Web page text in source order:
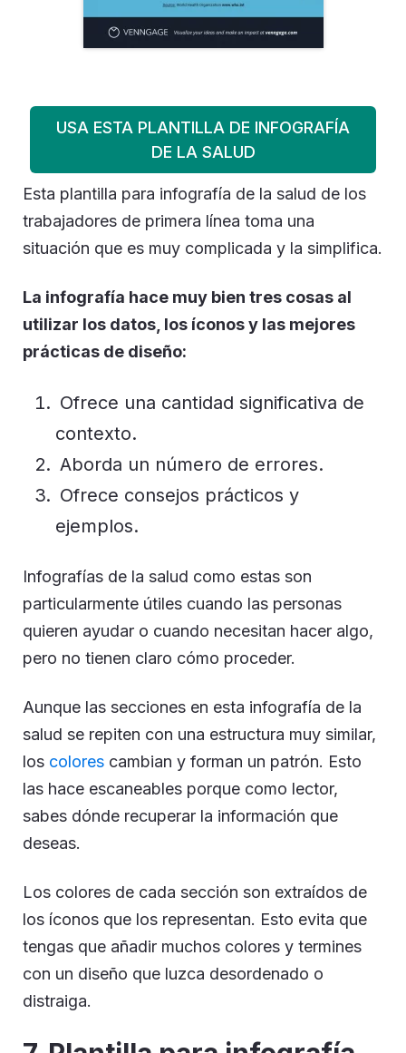
USA ESTA PLANTILLA DE INFOGRAFÍA
DE LA SALUD
Esta plantilla para infografía de la salud de los
trabajadores de primera línea toma una
situación que es muy complicada y la simplifica.
La infografía hace muy bien tres cosas al
utilizar los datos, los íconos y las mejores
prácticas de diseño:
Ofrece una cantidad significativa de
contexto.
Aborda un número de errores.
Ofrece consejos prácticos y
ejemplos.
Infografías de la salud como estas son
particularmente útiles cuando las personas
quieren ayudar o cuando necesitan hacer algo,
pero no tienen claro cómo proceder.
Aunque las secciones en esta infografía de la
salud se repiten con una estructura muy similar,
los colores cambian y forman un patrón. Esto
las hace escaneables porque como lector,
sabes dónde recuperar la información que
deseas.
Los colores de cada sección son extraídos de
los íconos que los representan. Esto evita que
tengas que añadir muchos colores y termines
con un diseño que luzca desordenado o
distraiga.